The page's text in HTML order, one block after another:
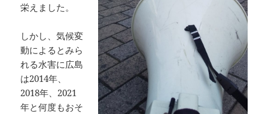
栄えました。
しかし、気候変
動によるとみら
れる水害に広島
は2014年、
2018年、2021
年と何度もおそ